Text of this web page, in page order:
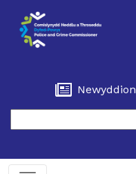
Newyddion